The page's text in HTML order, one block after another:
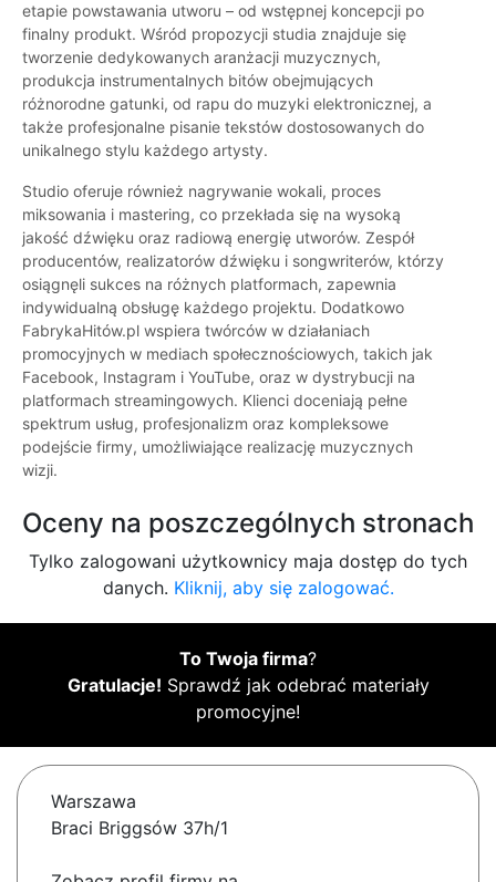
etapie powstawania utworu – od wstępnej koncepcji po
finalny produkt. Wśród propozycji studia znajduje się
tworzenie dedykowanych aranżacji muzycznych,
produkcja instrumentalnych bitów obejmujących
różnorodne gatunki, od rapu do muzyki elektronicznej, a
także profesjonalne pisanie tekstów dostosowanych do
unikalnego stylu każdego artysty.
Studio oferuje również nagrywanie wokali, proces
miksowania i mastering, co przekłada się na wysoką
jakość dźwięku oraz radiową energię utworów. Zespół
producentów, realizatorów dźwięku i songwriterów, którzy
osiągnęli sukces na różnych platformach, zapewnia
indywidualną obsługę każdego projektu. Dodatkowo
FabrykaHitów.pl wspiera twórców w działaniach
promocyjnych w mediach społecznościowych, takich jak
Facebook, Instagram i YouTube, oraz w dystrybucji na
platformach streamingowych. Klienci doceniają pełne
spektrum usług, profesjonalizm oraz kompleksowe
podejście firmy, umożliwiające realizację muzycznych
wizji.
Oceny na poszczególnych stronach
Tylko zalogowani użytkownicy maja dostęp do tych
danych. Kliknij, aby się zalogować.
To Twoja firma?
Gratulacje! Sprawdź jak odebrać materiały
promocyjne!
Warszawa
Braci Briggsów 37h/1